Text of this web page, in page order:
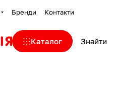
Бренди Контакти
Каталог